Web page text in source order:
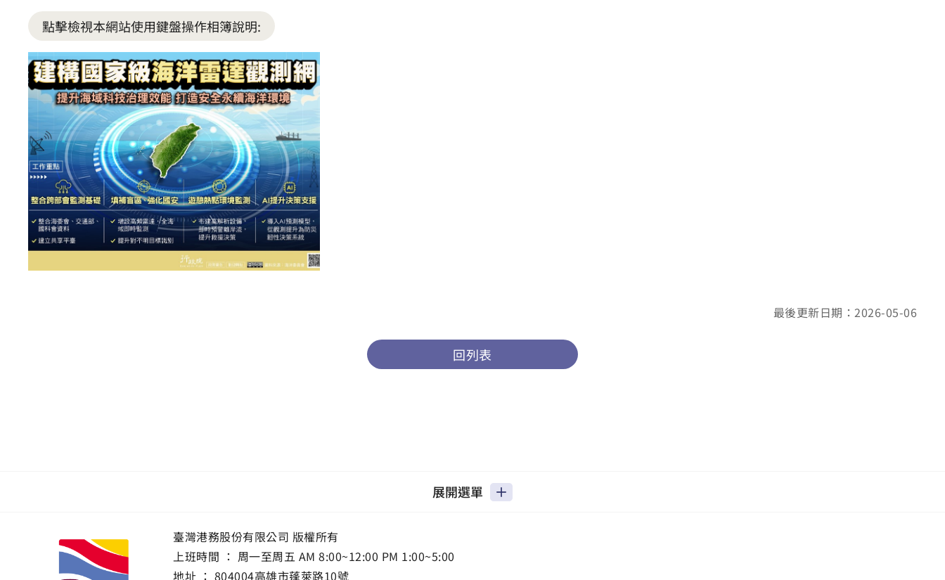
點擊檢視本網站使用鍵盤操作相簿說明:
最後更新日期：2026-05-06
回列表
展開選單
臺灣港務股份有限公司 版權所有
上班時間 ： 周一至周五 AM 8:00~12:00 PM 1:00~5:00
地址 ： 804004高雄市蓬萊路10號